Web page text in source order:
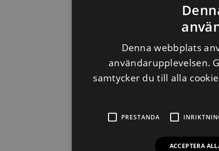
Denna webbplats
användarupplevelsen.
samtycker du till alla
PRESTANDA
ACCEPTERA